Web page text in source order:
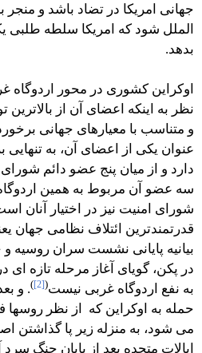
جهانی امریکا در تضاد باشد و منجر
الملل شود که امریکا سلطه طلبی
بدهد.
اوکراین کشوری در محور اردوگاه
نظر به اینکه اعضای آن از
و متناسب با معیارهای جهانی
عنوان یکی از اعضای آن، به
دارد و از میان پنج عضو دائم
سه عضو آن مربوط به همین
شورای امنیت نیز در اختیار آنان
قدرتمندترین ائتلاف نظامی جهان
در پکن، گویای آغاز مرحله تازه
به نفع اردوگاه غربی نیست(
[2]
). و
حمله به اوکراین که از نظر
می شود، به منزله زیر پا گذاشتن
ایالات متحده بعد از پایان جنگ